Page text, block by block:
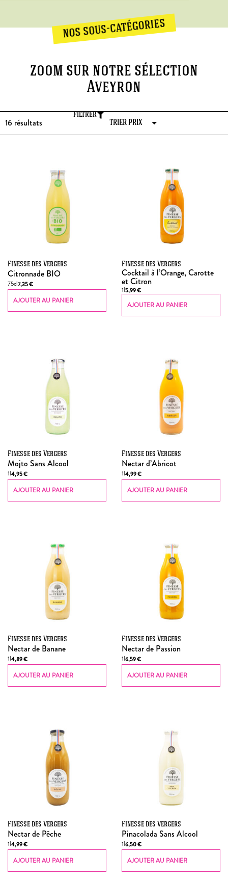
nos sous-catégories
zoom sur notre sélection
Aveyron
16 résultats
FILTRER
Finesse des Vergers
Citronnade BIO
75cl7,35€
AJOUTER AU PANIER
Finesse des Vergers
Cocktail à l’Orange, Carotte
et Citron
1l5,99€
AJOUTER AU PANIER
Finesse des Vergers
Mojto Sans Alcool
1l4,95€
AJOUTER AU PANIER
Finesse des Vergers
Nectar d’Abricot
1l4,99€
AJOUTER AU PANIER
Finesse des Vergers
Nectar de Banane
1l4,89€
AJOUTER AU PANIER
Finesse des Vergers
Nectar de Passion
1l6,59€
AJOUTER AU PANIER
Finesse des Vergers
Nectar de Pêche
1l4,99€
AJOUTER AU PANIER
Finesse des Vergers
Pinacolada Sans Alcool
1l6,50€
AJOUTER AU PANIER